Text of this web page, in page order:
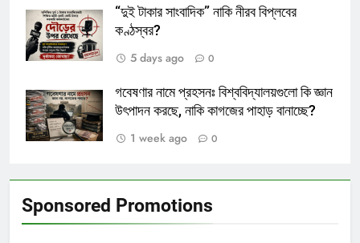
“দুই টাকার সাংবাদিক” নাকি নীরব বিপ্লবের
কণ্ঠস্বর?
5 days ago
0
গবেষণার নামে প্রহসনঃ বিশ্ববিদ্যালয়গুলো কি জ্ঞান
উৎপাদন করছে, নাকি কাগজের পাহাড় বানাচ্ছে?
1 week ago
0
Sponsored Promotions